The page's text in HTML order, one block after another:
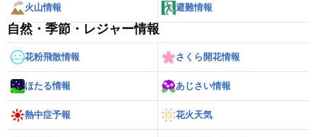
火山情報 避難情報
自然・季節・レジャー情報
花粉飛散情報 さくら開花情報
ほたる情報 あじさい情報
熱中症予報 花火天気